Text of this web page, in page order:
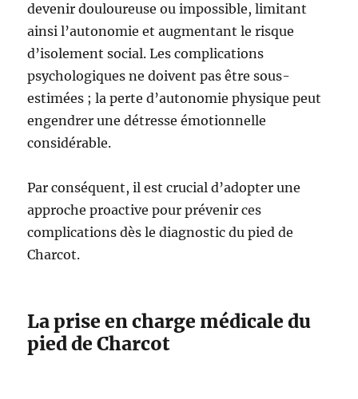
devenir douloureuse ou impossible, limitant
ainsi l’autonomie et augmentant le risque
d’isolement social. Les complications
psychologiques ne doivent pas être sous-
estimées ; la perte d’autonomie physique peut
engendrer une détresse émotionnelle
considérable.
Par conséquent, il est crucial d’adopter une
approche proactive pour prévenir ces
complications dès le diagnostic du pied de
Charcot.
La prise en charge médicale du
pied de Charcot